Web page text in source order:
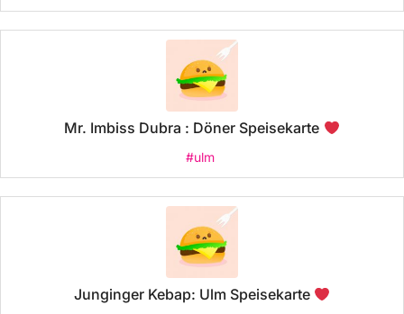
Mr. Imbiss Dubra : Döner Speisekarte
#ulm
Junginger Kebap: Ulm Speisekarte